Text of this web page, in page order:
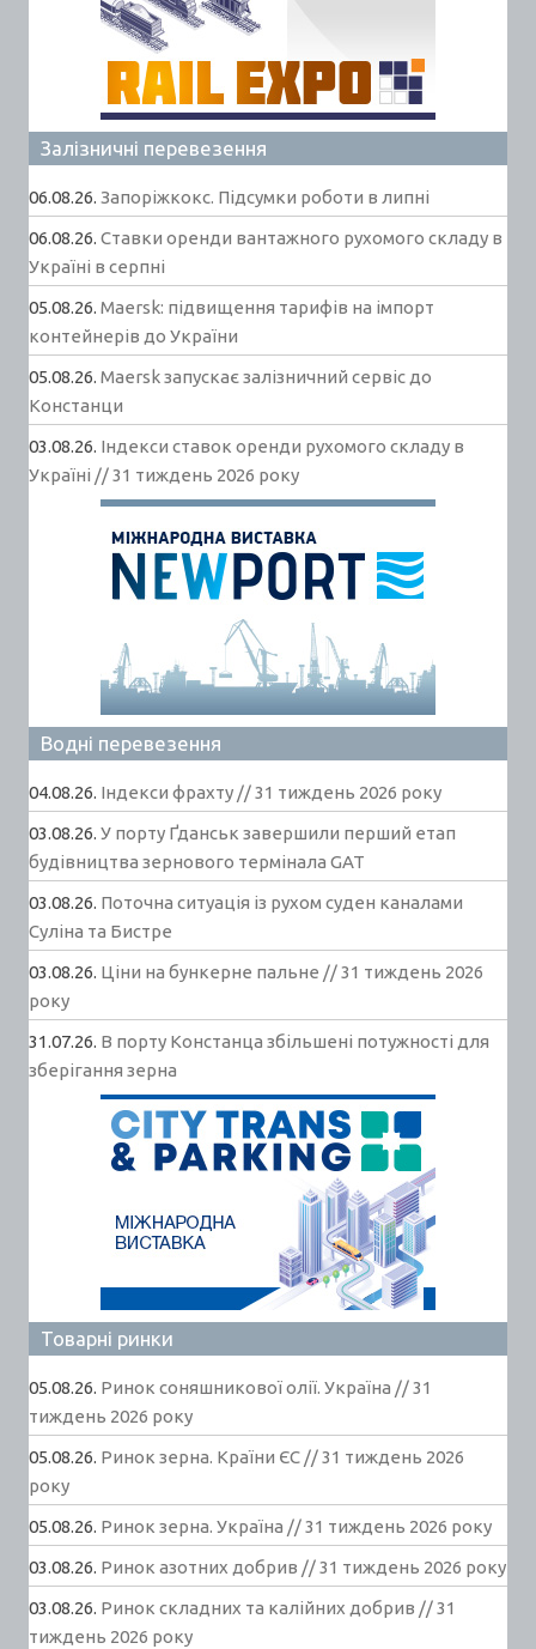
Залізничні перевезення
06.08.26. Запоріжкокс. Підсумки роботи в липні
06.08.26. Ставки оренди вантажного рухомого складу в
Україні в серпні
05.08.26. Maersk: підвищення тарифів на імпорт
контейнерів до України
05.08.26. Maersk запускає залізничний сервіс до
Констанци
03.08.26. Індекси ставок оренди рухомого складу в
Україні // 31 тиждень 2026 року
Водні перевезення
04.08.26. Індекси фрахту // 31 тиждень 2026 року
03.08.26. У порту Ґданськ завершили перший етап
будівництва зернового термінала GAT
03.08.26. Поточна ситуація із рухом суден каналами
Суліна та Бистре
03.08.26. Ціни на бункерне пальне // 31 тиждень 2026
року
31.07.26. В порту Констанца збільшені потужності для
зберігання зерна
Товарні ринки
05.08.26. Ринок соняшникової олії. Україна // 31
тиждень 2026 року
05.08.26. Ринок зерна. Країни ЄС // 31 тиждень 2026
року
05.08.26. Ринок зерна. Україна // 31 тиждень 2026 року
03.08.26. Ринок азотних добрив // 31 тиждень 2026 року
03.08.26. Ринок складних та калійних добрив // 31
тиждень 2026 року